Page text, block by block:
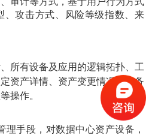
、攻击方式、风险等级指数、来
所有设备及应用的逻辑拓扑、工
资产详情、资产变更情况及设备
操作。
理手段 ，对数据中心资产设备，